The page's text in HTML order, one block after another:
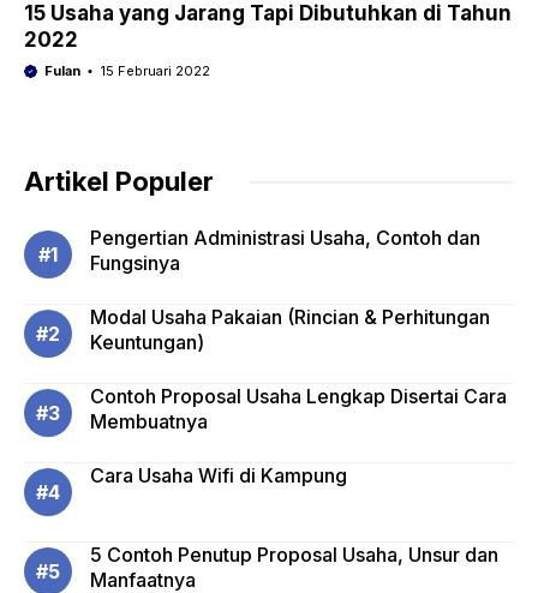
15 Usaha yang Jarang Tapi Dibutuhkan di Tahun
2022
Fulan 15 Februari 2022
Artikel Populer
Pengertian Administrasi Usaha, Contoh dan
Fungsinya
Modal Usaha Pakaian (Rincian & Perhitungan
Keuntungan)
Contoh Proposal Usaha Lengkap Disertai Cara
Membuatnya
Cara Usaha Wifi di Kampung
5 Contoh Penutup Proposal Usaha, Unsur dan
Manfaatnya